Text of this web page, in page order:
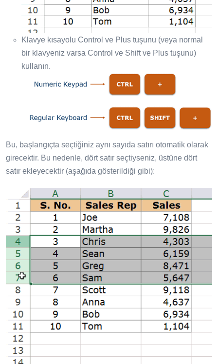
Klavye kısayolu Control ve Plus tuşunu (veya normal
bir klavyeniz varsa Control ve Shift ve Plus tuşunu)
kullanın.
Bu, başlangıçta seçtiğiniz aynı sayıda satırı otomatik olarak
girecektir. Bu nedenle, dört satır seçtiyseniz, üstüne dört
satır ekleyecektir (aşağıda gösterildiği gibi):